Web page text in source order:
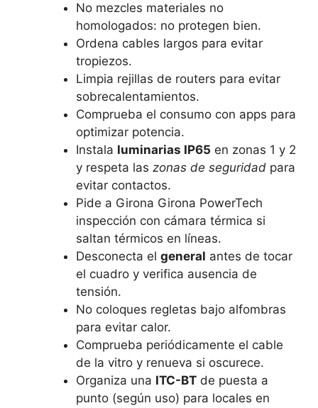
No mezcles materiales no
homologados: no protegen bien.
Ordena cables largos para evitar
tropiezos.
Limpia rejillas de routers para evitar
sobrecalentamientos.
Comprueba el consumo con apps para
optimizar potencia.
Instala luminarias IP65 en zonas 1 y 2
y respeta las zonas de seguridadpara
evitar contactos.
Pide a Girona Girona PowerTech
inspección con cámara térmica si
saltan térmicos en líneas.
Desconecta el general antes de tocar
el cuadro y verifica ausencia de
tensión.
No coloques regletas bajo alfombras
para evitar calor.
Comprueba periódicamente el cable
de la vitro y renueva si oscurece.
Organiza una ITC-BTde puesta a
punto (según uso) para locales en